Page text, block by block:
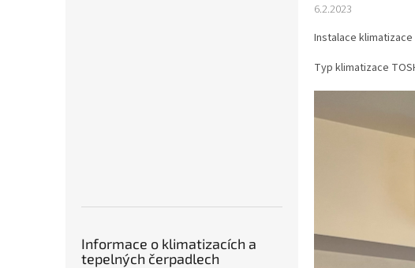
Informace o klimatizacích a
tepelných čerpadlech
6.2.2023
Instalace
Typ klimatizace